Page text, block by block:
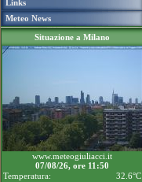
Links
Meteo News
Situazione a Milano
www.meteogiuliacci.it
07/08/26, ore 11:50
Temperatura:
32.6°C